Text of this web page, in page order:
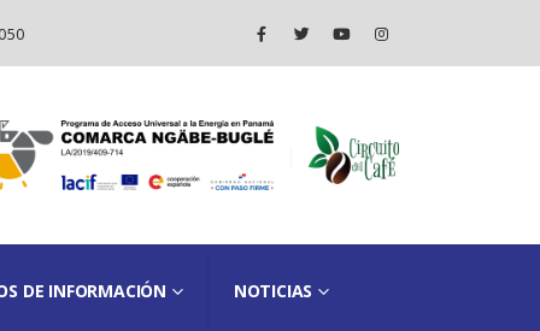
DE INFORMACIÓN NOTICIAS